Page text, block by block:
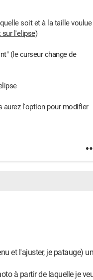
soit et à la taille voulue
sur l'elipse)
(le curseur change de
aurez l'option pour modifier
et l'ajuster, je patauge) un
à partir de laquelle je